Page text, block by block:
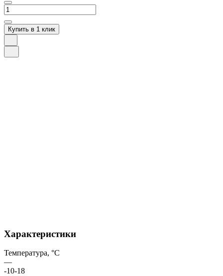
Купить в 1 клик
Характеристики
Температура, °C
—
-10-18